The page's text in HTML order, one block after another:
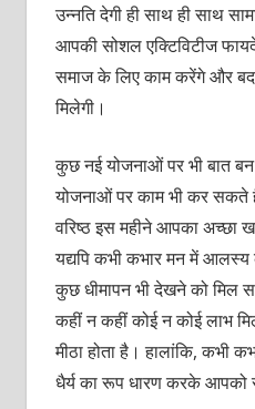
उन्नति देगी ही साथ ही साथ
आपकी सोशल एक्टिविटीज
समाज के लिए काम करेंगे और
मिलेगी।
कुछ नई योजनाओं पर भी बात
योजनाओं पर काम भी कर
वरिष्ठ इस महीने आपका अच्छा
यद्यपि कभी कभार मन में
कुछ धीमापन भी देखने को मिल
कहीं न कहीं कोई न कोई लाभ
मीठा होता है। हालांकि, कभी
धैर्य का रूप धारण करके आपको